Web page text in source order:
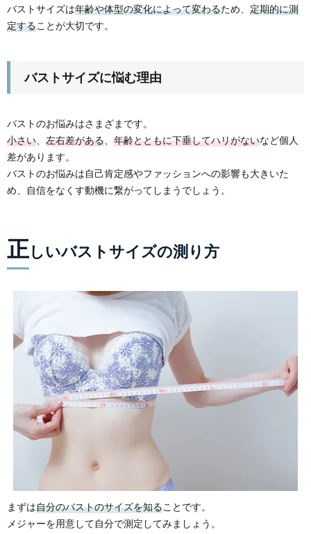
バストサイズは年齢や体型の変化によって変わるため、 定期的に測
定することが大切です。
バストサイズに悩む理由
バストのお悩みはさまざまです。
小さい、 左右差がある、 年齢とともに下垂してハリがないなど個人
差があります。
バストのお悩みは自己肯定感やファッションへの影響も大きいた
め、自信をなくす動機に繋がってしまうでしょう。
正しいバストサイズの測り方
まずは自分のバストのサイズを知ることです。
メジャーを用意して自分で測定してみましょう。